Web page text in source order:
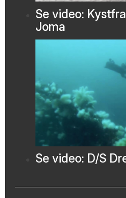
Se video:
Joma
Se video: D/S